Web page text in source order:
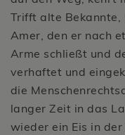
Trifft alte Bekannte,
Amer, den er nach
Arme schließt und
verhaftet und
die
langer Zeit in das
wieder ein Eis in